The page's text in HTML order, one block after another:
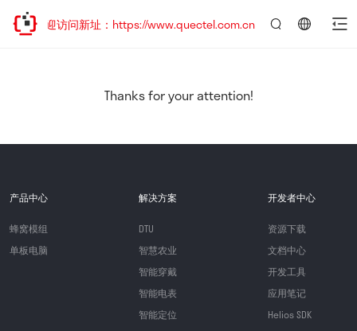
移，欢迎访问新址：https://www.quectel.com.cn
Thanks for your attention!
产品中心
蜂窝模组
单板电脑
解决方案
DTU
智慧农业
智能穿戴
智能电表
智能定位
开发者中心
资源下载
文档中心
开发工具
应用笔记
Helios SDK